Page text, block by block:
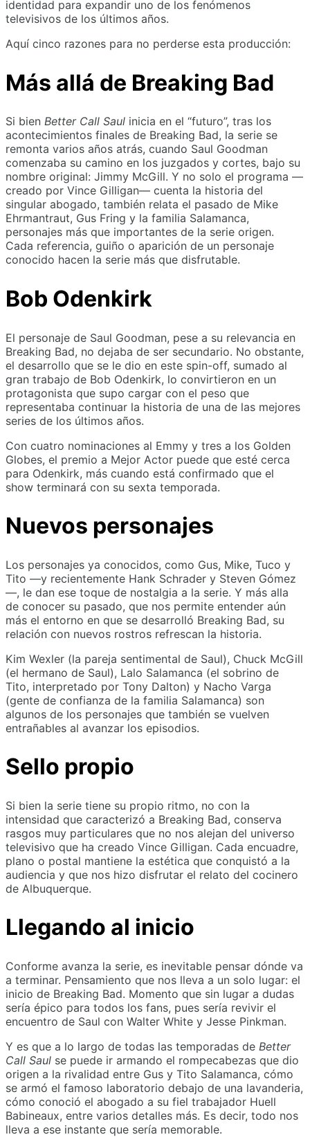
identidad para expandir uno de los fenómenos
televisivos de los últimos años.
Aquí cinco razones para no perderse esta producción:
Más allá de Breaking Bad
Si bien Better Call Saul inicia en el “futuro”, tras los
acontecimientos finales de Breaking Bad, la serie se
remonta varios años atrás, cuando Saul Goodman
comenzaba su camino en los juzgados y cortes, bajo su
nombre original: Jimmy McGill. Y no solo el programa —
creado por Vince Gilligan— cuenta la historia del
singular abogado, también relata el pasado de Mike
Ehrmantraut, Gus Fring y la familia Salamanca,
personajes más que importantes de la serie origen.
Cada referencia, guiño o aparición de un personaje
conocido hacen la serie más que disfrutable.
Bob Odenkirk
El personaje de Saul Goodman, pese a su relevancia en
Breaking Bad, no dejaba de ser secundario. No obstante,
el desarrollo que se le dio en este spin-off, sumado al
gran trabajo de Bob Odenkirk, lo convirtieron en un
protagonista que supo cargar con el peso que
representaba continuar la historia de una de las mejores
series de los últimos años.
Con cuatro nominaciones al Emmy y tres a los Golden
Globes, el premio a Mejor Actor puede que esté cerca
para Odenkirk, más cuando está confirmado que el
show terminará con su sexta temporada.
Nuevos personajes
Los personajes ya conocidos, como Gus, Mike, Tuco y
Tito —y recientemente Hank Schrader y Steven Gómez
—, le dan ese toque de nostalgia a la serie. Y más alla
de conocer su pasado, que nos permite entender aún
más el entorno en que se desarrolló Breaking Bad, su
relación con nuevos rostros refrescan la historia.
Kim Wexler (la pareja sentimental de Saul), Chuck McGill
(el hermano de Saul), Lalo Salamanca (el sobrino de
Tito, interpretado por Tony Dalton) y Nacho Varga
(gente de confianza de la familia Salamanca) son
algunos de los personajes que también se vuelven
entrañables al avanzar los episodios.
Sello propio
Si bien la serie tiene su propio ritmo, no con la
intensidad que caracterizó a Breaking Bad, conserva
rasgos muy particulares que no nos alejan del universo
televisivo que ha creado Vince Gilligan. Cada encuadre,
plano o postal mantiene la estética que conquistó a la
audiencia y que nos hizo disfrutar el relato del cocinero
de Albuquerque.
Llegando al inicio
Conforme avanza la serie, es inevitable pensar dónde va
a terminar. Pensamiento que nos lleva a un solo lugar: el
inicio de Breaking Bad. Momento que sin lugar a dudas
sería épico para todos los fans, pues sería revivir el
encuentro de Saul con Walter White y Jesse Pinkman.
Y es que a lo largo de todas las temporadas de Better
Call Saul se puede ir armando el rompecabezas que dio
origen a la rivalidad entre Gus y Tito Salamanca, cómo
se armó el famoso laboratorio debajo de una lavanderia,
cómo conoció el abogado a su fiel trabajador Huell
Babineaux, entre varios detalles más. Es decir, todo nos
lleva a ese instante que sería memorable.